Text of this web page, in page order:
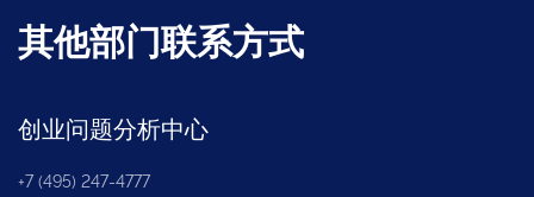
其他部门联系方式
创业问题分析中心
+7 (495) 247-4777